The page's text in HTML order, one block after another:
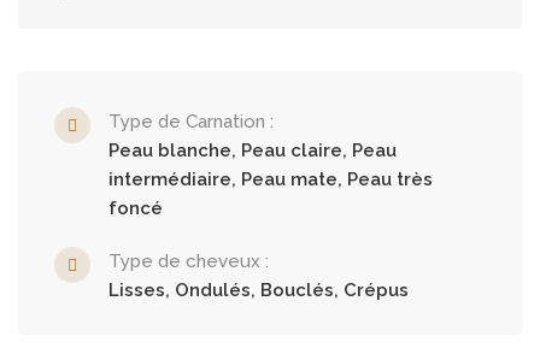
Type de Carnation :
Peau blanche, Peau claire, Peau
intermédiaire, Peau mate, Peau très
foncé
Type de cheveux :
Lisses, Ondulés, Bouclés, Crépus